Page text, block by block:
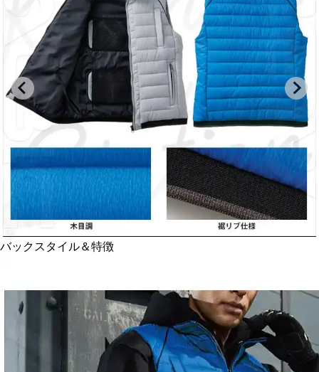
雷神服特徴